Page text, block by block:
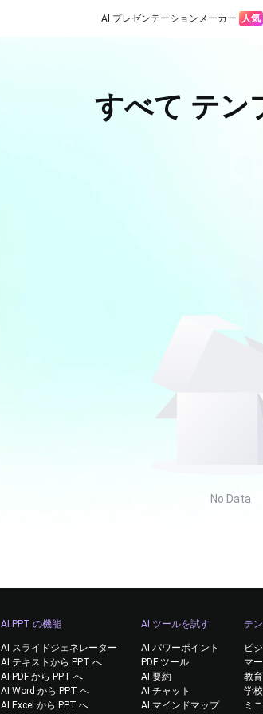
AI プレゼンテーションメーカー 人気
すべて テン
No Data
AI PPT の機能
AI スライドジェネレーター
AI テキストから PPT へ
AI PDF から PPT へ
AI Word から PPT へ
AI Excel から PPT へ
AI ツールを試す
AI パワーポイント
PDF ツール
AI 要約
AI チャット
AI マインドマップ
テ
ビ
マ
教育
学校
ミ